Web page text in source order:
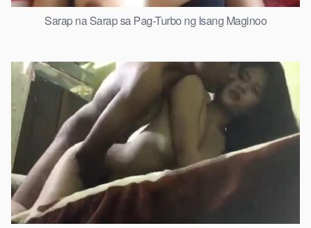
Sarap na Sarap sa Pag-Turbo ng Isang Maginoo